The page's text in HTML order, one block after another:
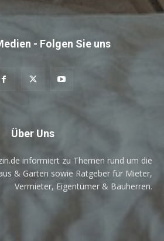
- Folgen Sie uns
Über Uns
informiert zu Themen rund um die
& Garten sowie Ratgeber für Mieter,
Vermieter, Eigentümer & Bauherren.